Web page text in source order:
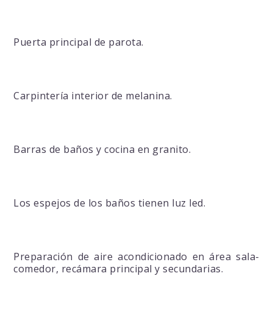
Puerta principal de parota.
Carpintería interior de melanina.
Barras de baños y cocina en granito.
Los espejos de los baños tienen luz led.
Preparación de aire acondicionado en área sala-
comedor, recámara principal y secundarias.